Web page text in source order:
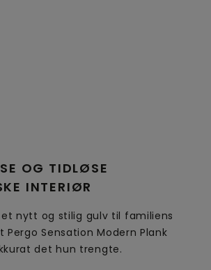
OG TIDLØSE
INTERIØR
nytt og stilig gulv til familiens
Sensation Modern Plank
det hun trengte.